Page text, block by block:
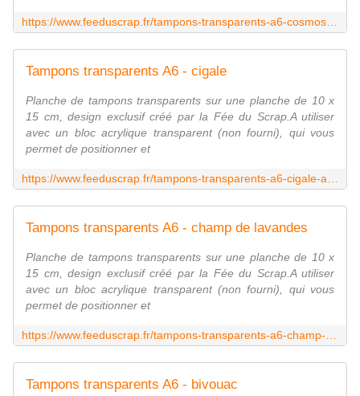
Tampons transparents A6 - cigale
Planche de tampons transparents sur une planche de 10 x
15 cm, design exclusif créé par la Fée du Scrap.A utiliser
avec un bloc acrylique transparent (non fourni), qui vous
permet de positionner et
Tampons transparents A6 - champ de lavandes
Planche de tampons transparents sur une planche de 10 x
15 cm, design exclusif créé par la Fée du Scrap.A utiliser
avec un bloc acrylique transparent (non fourni), qui vous
permet de positionner et
Tampons transparents A6 - bivouac